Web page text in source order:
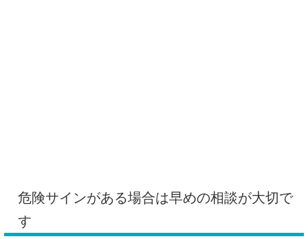
危険サインがある場合は早めの相談が大切で
す